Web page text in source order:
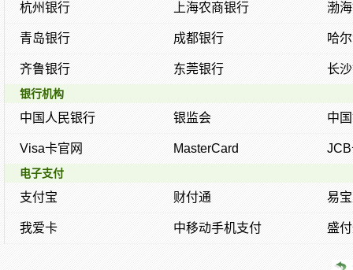
杭州银行 上海农商银行 渤
青岛银行 成都银行 哈
齐鲁银行 东莞银行 长
银行机构
中国人民银行 银监会 中
Visa卡官网 MasterCard
电子支付
支付宝 财付通 易
我爱卡 中移动手机支付 盛